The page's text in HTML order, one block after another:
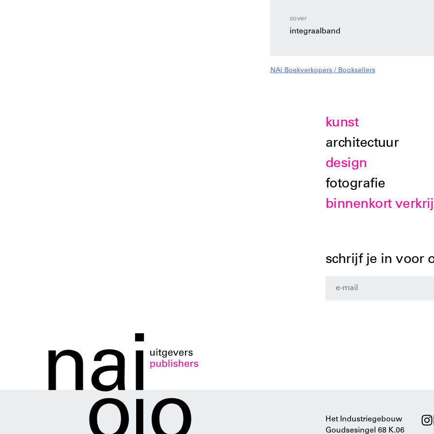
cover
integraalband
NAi Boekverkopers / Booksellers
kunst
architectuur
design
fotografie
binnenkort
schrijf je in voor
Het Industriegebouw
Goudsesingel 68 K.06